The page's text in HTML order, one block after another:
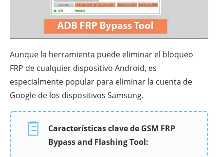
Aunque la herramienta puede eliminar el bloqueo
FRP de cualquier dispositivo Android, es
especialmente popular para eliminar la cuenta de
Google de los dispositivos Samsung.
Características clave de GSM FRP
Bypass and Flashing Tool: